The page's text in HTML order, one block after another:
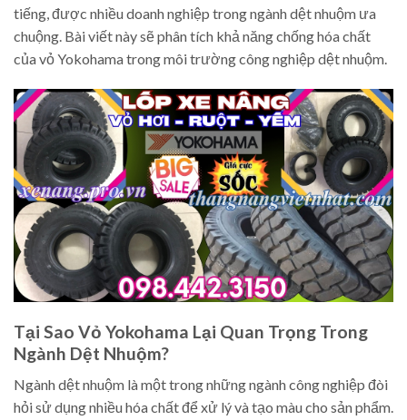
tiếng, được nhiều doanh nghiệp trong ngành dệt nhuộm ưa
chuộng. Bài viết này sẽ phân tích khả năng chống hóa chất
của vỏ Yokohama trong môi trường công nghiệp dệt nhuộm.
Tại Sao Vỏ Yokohama Lại Quan Trọng Trong
Ngành Dệt Nhuộm?
Ngành dệt nhuộm là một trong những ngành công nghiệp đòi
hỏi sử dụng nhiều hóa chất để xử lý và tạo màu cho sản phẩm.